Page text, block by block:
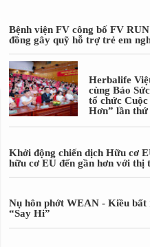
Bệnh viện FV công bố FV
đồng gây quỹ hỗ trợ trẻ em
Herbalife
cùng Báo
tổ chức
Hơn” lần thứ
Khởi động chiến dịch Hữu cơ
hữu cơ EU đến gần hơn với thị
Nụ hôn phớt WEAN - Kiều bất
“Say Hi”